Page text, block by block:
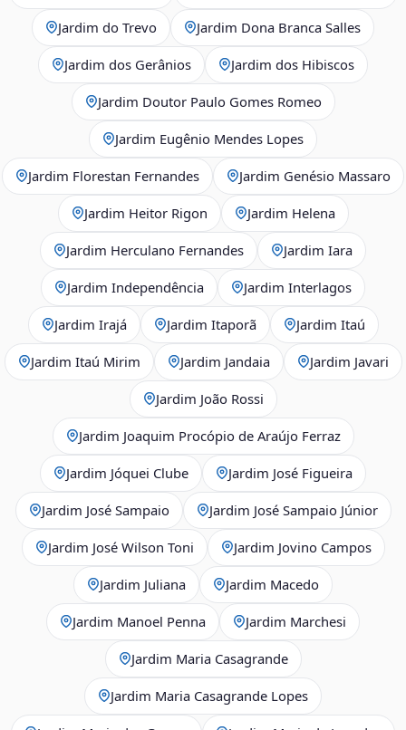
Jardim do Trevo Jardim Dona Branca Salles
Jardim dos Gerânios Jardim dos Hibiscos
Jardim Doutor Paulo Gomes Romeo
Jardim Eugênio Mendes Lopes
Jardim Florestan Fernandes Jardim Genésio Massaro
Jardim Heitor Rigon Jardim Helena
Jardim Herculano Fernandes Jardim Iara
Jardim Independência Jardim Interlagos
Jardim Irajá Jardim Itaporã Jardim Itaú
Jardim Itaú Mirim Jardim Jandaia Jardim Javari
Jardim João Rossi
Jardim Joaquim Procópio de Araújo Ferraz
Jardim Jóquei Clube Jardim José Figueira
Jardim José Sampaio Jardim José Sampaio Júnior
Jardim José Wilson Toni Jardim Jovino Campos
Jardim Juliana Jardim Macedo
Jardim Manoel Penna Jardim Marchesi
Jardim Maria Casagrande
Jardim Maria Casagrande Lopes